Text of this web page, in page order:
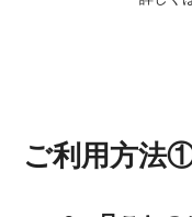
ご利用方法